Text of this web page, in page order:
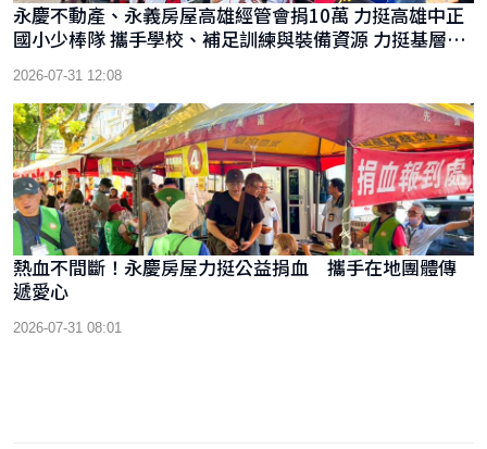
永慶不動產、永義房屋高雄經管會捐10萬 力挺高雄中正
國小少棒隊 攜手學校、補足訓練與裝備資源 力挺基層棒
球
2026-07-31 12:08
熱血不間斷！永慶房屋力挺公益捐血 攜手在地團體傳
遞愛心
2026-07-31 08:01